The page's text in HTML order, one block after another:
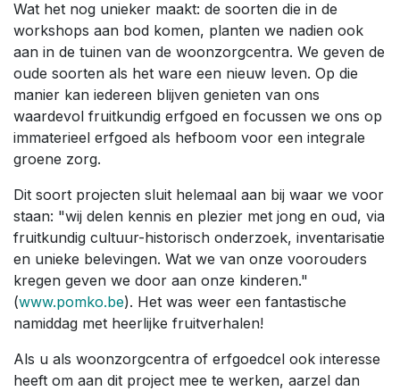
Wat het nog unieker maakt: de soorten die in de
workshops aan bod komen, planten we nadien ook
aan in de tuinen van de woonzorgcentra. We geven de
oude soorten als het ware een nieuw leven. Op die
manier kan iedereen blijven genieten van ons
waardevol fruitkundig erfgoed en focussen we ons op
immaterieel erfgoed als hefboom voor een integrale
groene zorg.
Dit soort projecten sluit helemaal aan bij waar we voor
staan: "wij delen kennis en plezier met jong en oud, via
fruitkundig cultuur-historisch onderzoek, inventarisatie
en unieke belevingen. Wat we van onze voorouders
kregen geven we door aan onze kinderen."
(www.pomko.be). Het was weer een fantastische
namiddag met heerlijke fruitverhalen!
Als u als woonzorgcentra of erfgoedcel ook interesse
heeft om aan dit project mee te werken, aarzel dan